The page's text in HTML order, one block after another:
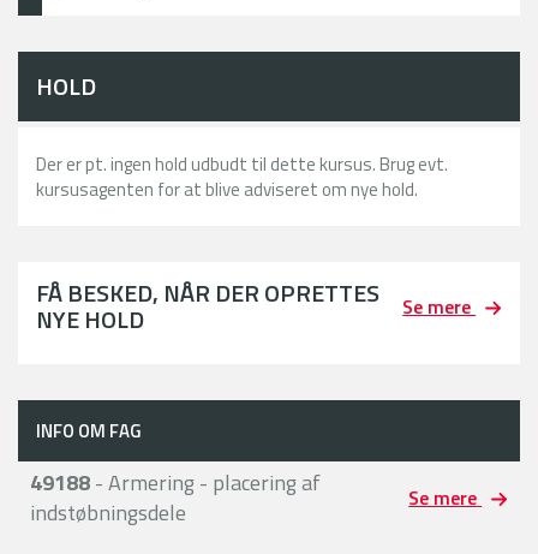
HOLD
Der er pt. ingen hold udbudt til dette kursus. Brug evt.
kursusagenten for at blive adviseret om nye hold.
FÅ BESKED, NÅR DER OPRETTES
NYE HOLD Se mere
INFO OM FAG
49188- Armering - placering af
indstøbningsdele
Se mere